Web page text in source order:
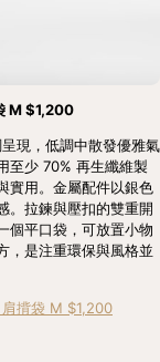
M $1,200
現，低調中散發優雅氣
至少 70% 再生纖維製
實用。金屬配件以銀色
。拉鍊與壓扣的雙重開
個平口袋，可放置小物
，是注重環保與風格並
揹袋 M $1,200